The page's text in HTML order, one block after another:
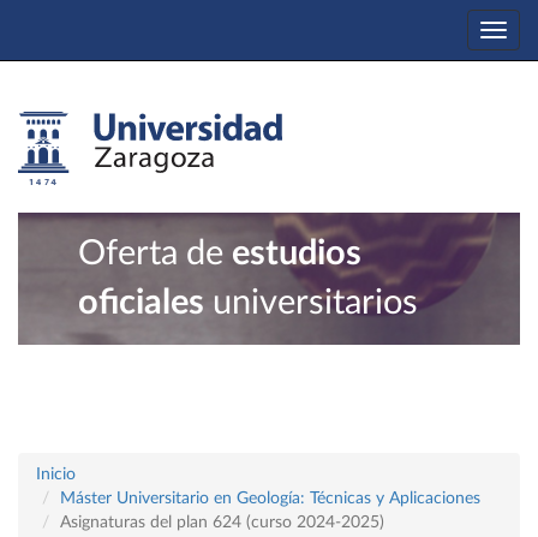
Oferta de estudios
oficiales universitarios
Inicio
Máster Universitario en Geología: Técnicas y Aplicaciones
Asignaturas del plan 624 (curso 2024-2025)